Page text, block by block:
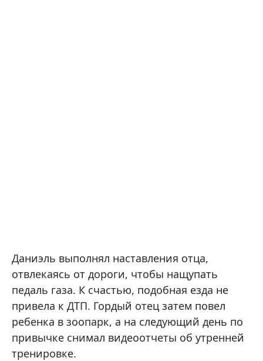
Даниэль выполнял наставления отца,
отвлекаясь от дороги, чтобы нащупать
педаль газа. К счастью, подобная езда не
привела к ДТП. Гордый отец затем повел
ребенка в зоопарк, а на следующий день по
привычке снимал видеоотчеты об утренней
тренировке.